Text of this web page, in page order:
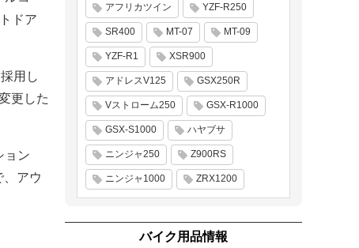
ドア
用し
更した
ョン
アウ
アフリカツイン YZF-R250
SR400 MT-07 MT-09
YZF-R1 XSR900
アドレスV125 GSX250R
Vストローム250 GSX-R1000
GSX-S1000 ハヤブサ
ニンジャ250 Z900RS
ニンジャ1000 ZRX1200
バイク用品情報